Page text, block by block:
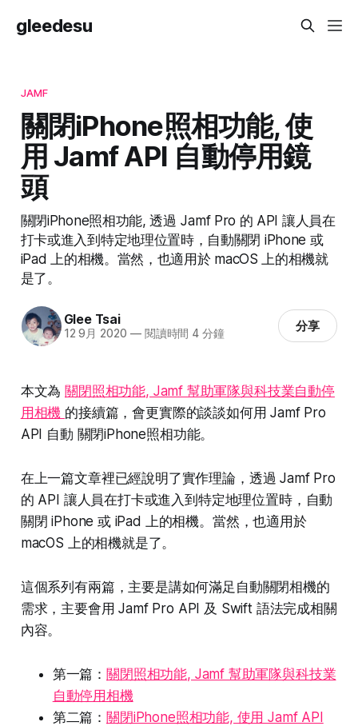
gleedesu
JAMF
關閉iPhone照相功能, 使
用 Jamf API 自動停用鏡
頭
關閉iPhone照相功能, 透過 Jamf Pro 的 API 讓人員在
打卡或進入到特定地理位置時，自動關閉 iPhone 或
iPad 上的相機。當然，也適用於 macOS 上的相機就
是了。
Glee Tsai
12 9月 2020 —閱讀時間 4 分鐘 分享
本文為關閉照相功能, Jamf 幫助軍隊與科技業自動停
用相機 的接續篇，會更實際的談談如何用 Jamf Pro
API 自動 關閉iPhone照相功能。
在上一篇文章裡已經說明了實作理論，透過 Jamf Pro
的 API 讓人員在打卡或進入到特定地理位置時，自動
關閉 iPhone 或 iPad 上的相機。當然，也適用於
macOS 上的相機就是了。
這個系列有兩篇，主要是講如何滿足自動關閉相機的
需求，主要會用 Jamf Pro API 及 Swift 語法完成相關
內容。
第一篇：關閉照相功能, Jamf 幫助軍隊與科技業
自動停用相機
第二篇：關閉iPhone照相功能, 使用 Jamf API